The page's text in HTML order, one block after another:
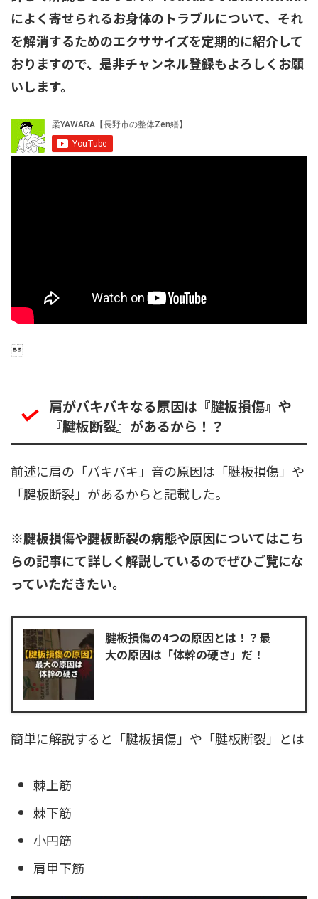
によく寄せられるお身体のトラブルについて、それ
を解消するためのエクササイズを定期的に紹介して
おりますので、是非チャンネル登録もよろしくお願
いします。

肩がバキバキなる原因は『腱板損傷』や
『腱板断裂』があるから！？
前述に肩の「バキバキ」音の原因は「腱板損傷」や
「腱板断裂」があるからと記載した。
※腱板損傷や腱板断裂の病態や原因についてはこち
らの記事にて詳しく解説しているのでぜひご覧にな
っていただきたい。
腱板損傷の4つの原因とは！？最
大の原因は「体幹の硬さ」だ！
簡単に解説すると「腱板損傷」や「腱板断裂」とは
棘上筋
棘下筋
小円筋
肩甲下筋